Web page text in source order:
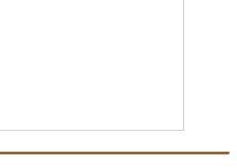
Studio и ArtCAM.